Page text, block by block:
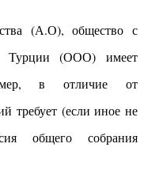
(А.О), общество с
в Турции (ООО) имеет
в отличие от
требует (если иное не
общего собрания